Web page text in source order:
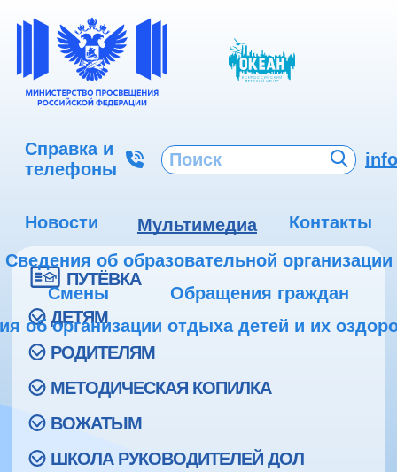
Справка и
телефоны
Новости Мультимедиа
Контакты
Сведения об образовательной организации
Смены
Обращения граждан
об организации отдыха детей и их
ПУТЁВКА
ДЕТЯМ
РОДИТЕЛЯМ
МЕТОДИЧЕСКАЯ КОПИЛКА
ВОЖАТЫМ
ШКОЛА РУКОВОДИТЕЛЕЙ ДОЛ